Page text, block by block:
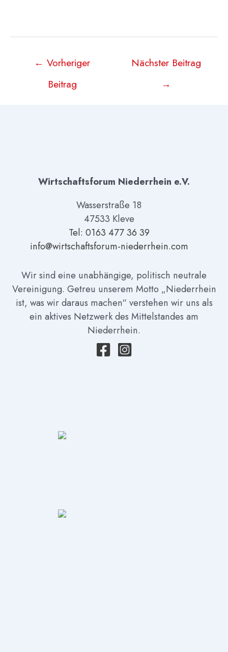
Beitragsnavigation
← Vorheriger
Beitrag
Nächster Beitrag
→
Wirtschaftsforum Niederrhein e.V.
Wasserstraße 18
47533 Kleve
Tel: 0163 477 36 39
info@wirtschaftsforum-niederrhein.com
Wir sind eine unabhängige, politisch neutrale
Vereinigung. Getreu unserem Motto „Niederrhein
ist, was wir daraus machen“ verstehen wir uns als
ein aktives Netzwerk des Mittelstandes am
Niederrhein.